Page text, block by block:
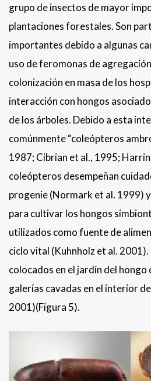
grupo de insectos de mayor
plantaciones forestales. Son
importantes debido a algunas
uso de feromonas de
colonización en masa de los
interacción con hongos
de los árboles. Debido a esta
comúnmente “coleópteros
1987; Cibrian et al., 1995;
coleópteros desempeñan
progenie (Normark et al. 1999)
para cultivar los hongos
utilizados como fuente de
ciclo vital (Kuhnholz et al. 2001).
colocados en el jardín del hongo
galerías cavadas en el interior
2001)(Figura 5).